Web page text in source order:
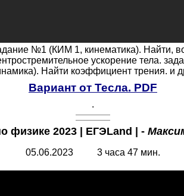
№1 (КИМ 1, кинематика). Найти,
ускорение тела.
Найти коэффициент трения. и
Вариант от Тесла. PDF
.
физике 2023 | ЕГЭLand | -
05.06.2023 3 часа 47 мин.